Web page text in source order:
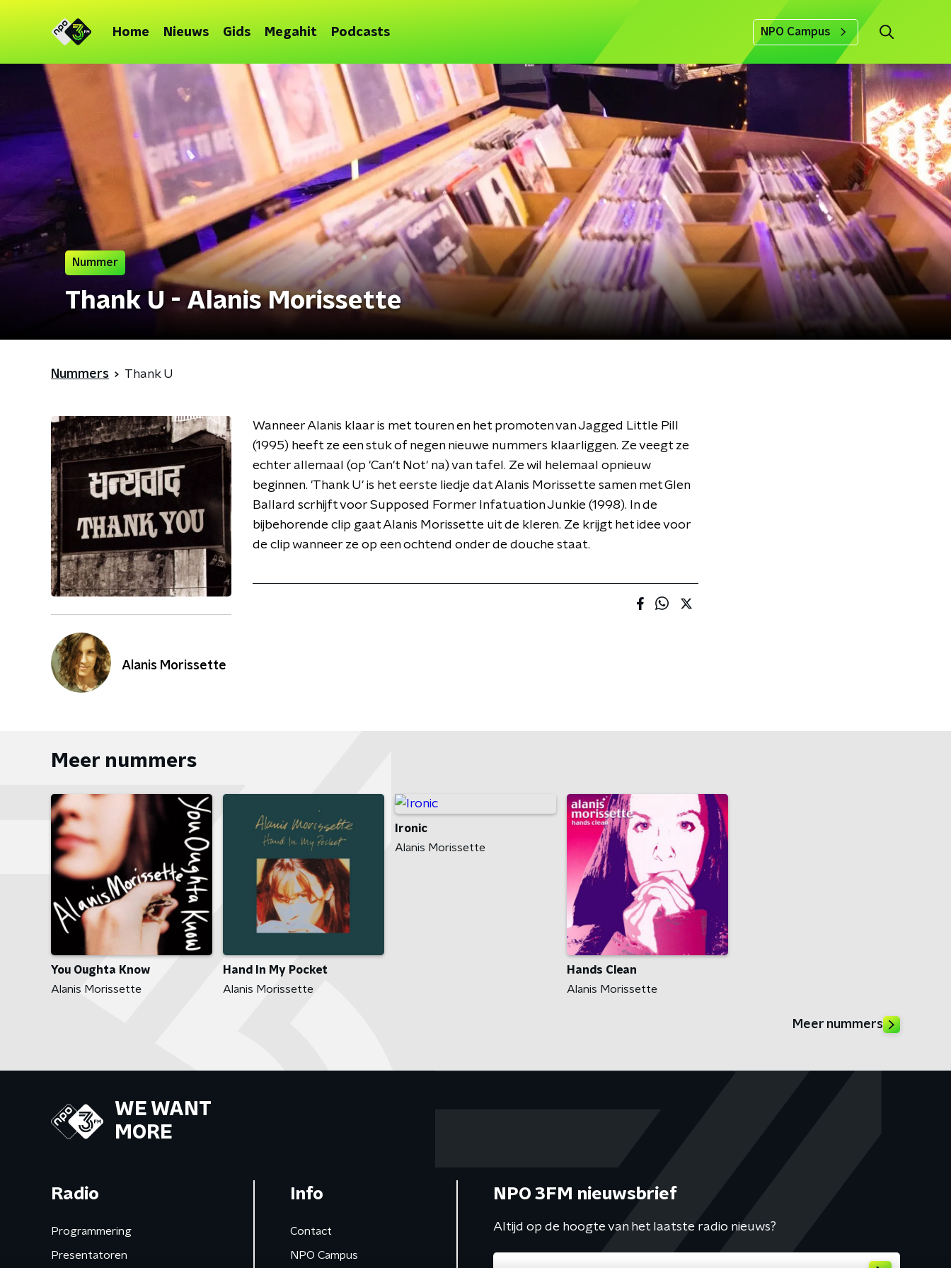
Home Nieuws Gids Megahit Podcasts NPO Campus
Nummer
Thank U - Alanis Morissette
Nummers Thank U
Alanis Morissette
Wanneer Alanis klaar is met touren en het promoten van Jagged Little Pill
(1995) heeft ze een stuk of negen nieuwe nummers klaarliggen. Ze veegt ze
echter allemaal (op 'Can't Not' na) van tafel. Ze wil helemaal opnieuw
beginnen. 'Thank U' is het eerste liedje dat Alanis Morissette samen met Glen
Ballard scrhijft voor Supposed Former Infatuation Junkie (1998). In de
bijbehorende clip gaat Alanis Morissette uit de kleren. Ze krijgt het idee voor
de clip wanneer ze op een ochtend onder de douche staat.
Meer nummers
You Oughta Know
Alanis Morissette
Hand In My Pocket
Alanis Morissette
Ironic
Alanis Morissette
Hands Clean
Alanis Morissette
Meer nummers
WE WANT
MORE
Radio
Programmering
Presentatoren
Info
Contact
NPO Campus
NPO 3FM nieuwsbrief
Altijd op de hoogte van het laatste radio nieuws?